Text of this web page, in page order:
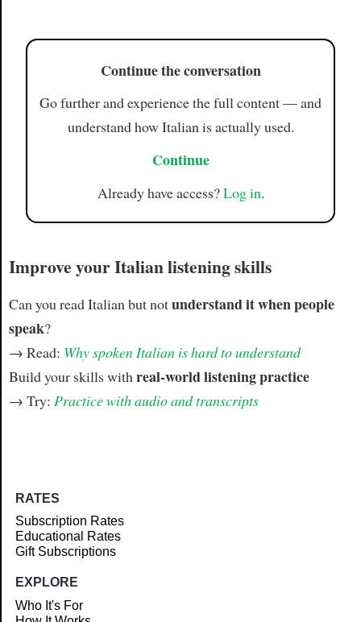
Continue the conversation
Go further and experience the full content — and
understand how Italian is actually used.
Continue
Already have access?Log in.
Improve your Italian listening skills
Can you read Italian but notunderstand it when people
speak?
→ Read: Why spoken Italian is hard to understand
Build your skills withreal-world listening practice
→ Try: Practice with audio and transcripts
RATES
Subscription Rates
Educational Rates
Gift Subscriptions
EXPLORE
Who It's For